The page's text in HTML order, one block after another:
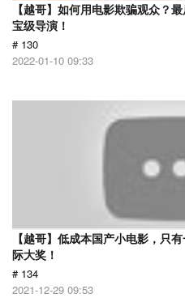
【越哥】如何用电影欺骗观众？
宝级导演！
# 130
2022-01-10 09:33
【越哥】低成本国产小电影，只
际大奖！
# 134
2021-12-29 09:53